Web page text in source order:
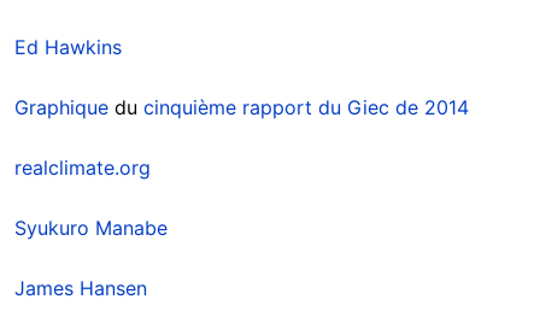
Ed Hawkins
Graphique du cinquième rapport du Giec de 2014
realclimate.org
Syukuro Manabe
James Hansen